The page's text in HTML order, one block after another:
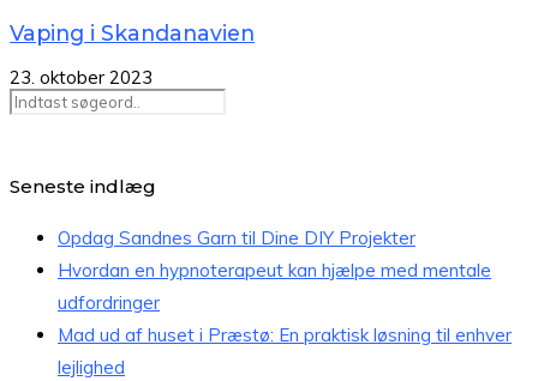
Vaping i Skandanavien
23. oktober 2023
Seneste indlæg
Opdag Sandnes Garn til Dine DIY Projekter
Hvordan en hypnoterapeut kan hjælpe med mentale
udfordringer
Mad ud af huset i Præstø: En praktisk løsning til enhver
lejlighed